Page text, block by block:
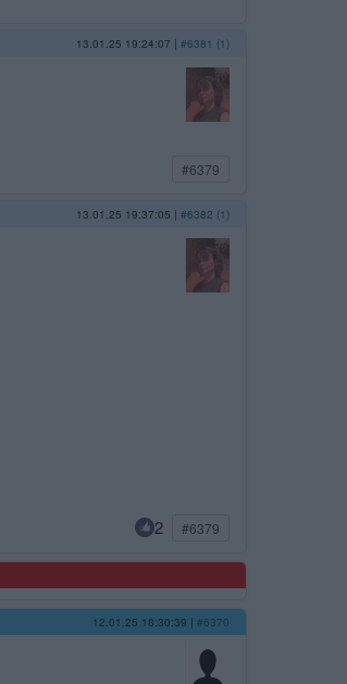
13.01.25 19:24:07 | #6381 (1)
#6379
13.01.25 19:37:05 | #6382 (1)
2 #6379
12.01.25 18:30:39 | #6370